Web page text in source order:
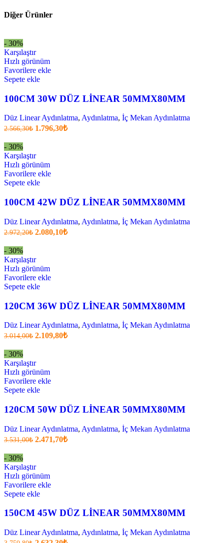
Diğer Ürünler
- 30%
Karşılaştır
Hızlı görünüm
Favorilere ekle
Sepete ekle
100CM 30W DÜZ LİNEAR 50MMX80MM
Düz Linear Aydınlatma, Aydınlatma, İç Mekan Aydınlatma
2.566,30₺ Orijinal
1.796,30₺Şu
- 30%
Karşılaştır
Hızlı görünüm
Favorilere ekle
Sepete ekle
100CM 42W DÜZ LİNEAR 50MMX80MM
Düz Linear Aydınlatma, Aydınlatma, İç Mekan Aydınlatma
2.972,20₺ Orijinal
2.080,10₺Şu
- 30%
Karşılaştır
Hızlı görünüm
Favorilere ekle
Sepete ekle
120CM 36W DÜZ LİNEAR 50MMX80MM
Düz Linear Aydınlatma, Aydınlatma, İç Mekan Aydınlatma
3.014,00₺ Orijinal
2.109,80₺Şu
- 30%
Karşılaştır
Hızlı görünüm
Favorilere ekle
Sepete ekle
120CM 50W DÜZ LİNEAR 50MMX80MM
Düz Linear Aydınlatma, Aydınlatma, İç Mekan Aydınlatma
3.531,00₺ Orijinal
2.471,70₺Şu
- 30%
Karşılaştır
Hızlı görünüm
Favorilere ekle
Sepete ekle
150CM 45W DÜZ LİNEAR 50MMX80MM
Düz Linear Aydınlatma, Aydınlatma, İç Mekan Aydınlatma
Orijinal Şu